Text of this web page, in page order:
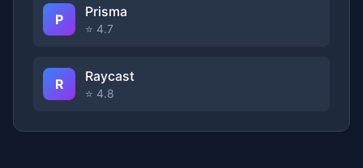
P Prisma
⭐ 4.7
R Raycast
⭐ 4.8